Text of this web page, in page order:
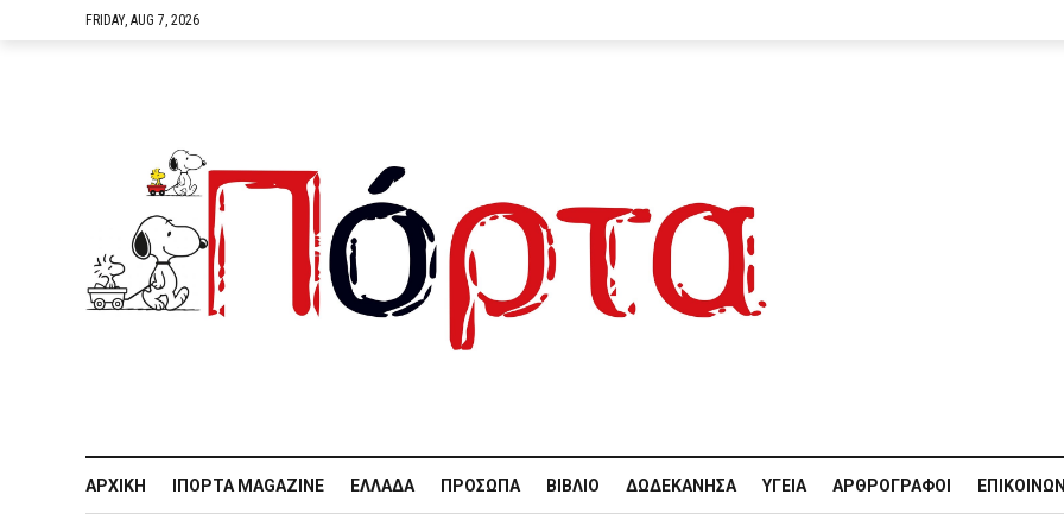
FRIDAY, AUG 7, 2026
ΑΡΧΙΚΉ IΠΌΡΤΑ MAGAZINE ΕΛΛΆΔΑ ΠΡΌΣΩΠΑ ΒΙΒΛΊΟ ΔΩΔΕΚΆΝΗΣΑ ΥΓΕΊΑ ΑΡΘΡΟΓΡΆΦΟΙ